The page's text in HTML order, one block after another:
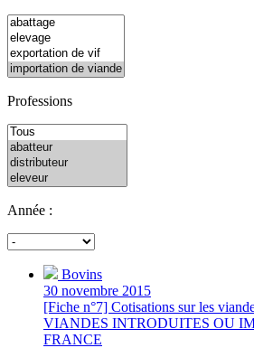
Professions
Année :
Bovins
30 novembre 2015
[Fiche n°7] Cotisations sur les
VIANDES INTRODUITES OU
FRANCE